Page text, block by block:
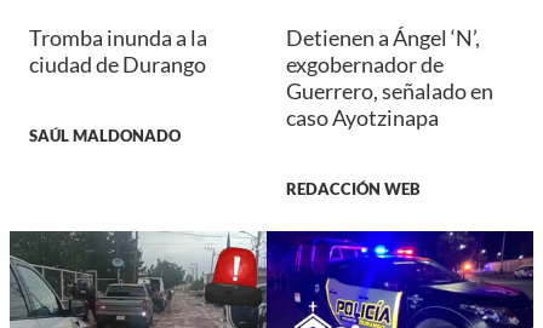
Tromba inunda a la
ciudad de Durango
SAÚL MALDONADO
Detienen a Ángel ‘N’,
exgobernador de
Guerrero, señalado en
caso Ayotzinapa
REDACCIÓN WEB